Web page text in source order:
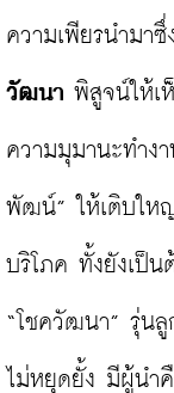
ความเพียรนำมา
วัฒนา พิสูจน์ให้เ
ความมุมานะทำง
พัฒน์” ให้เติบให
บริโภค ทั้งยังเป็น
“โชควัฒนา” รุ่นลู
ไม่หยุดยั้ง มีผู้นำ